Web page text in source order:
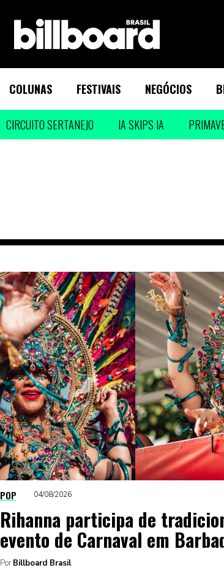
COLUNAS FESTIVAIS NEGÓCIOS
CIRCUITO SERTANEJO IA SKIPS IA
POP 04/08/2026
Rihanna participa de
evento de Carnaval em
Por Billboard Brasil